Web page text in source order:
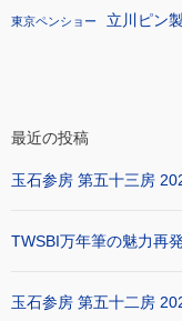
東京ペンショー 立川ピン
最近の投稿
玉石参房 第五十三房
TWSBI万年筆の魅力再発
玉石参房 第五十二房